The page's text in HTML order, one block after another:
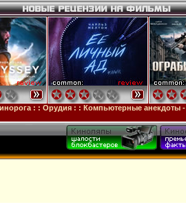
: :Орудия: :Компьютерные анекдоты -